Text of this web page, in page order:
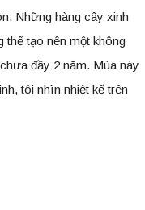
Những hàng cây xinh
tạo nên một không
đầy 2 năm. Mùa này
tôi nhìn nhiệt kế trên